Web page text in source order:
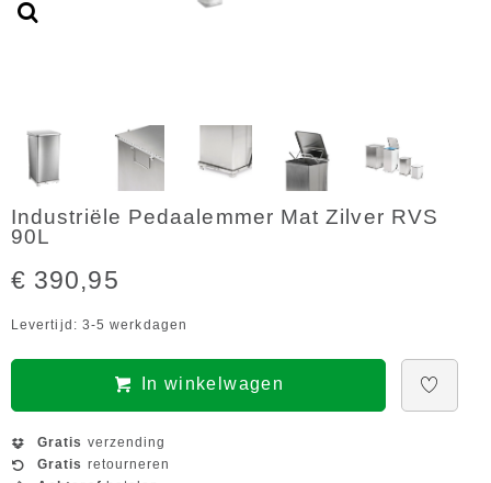
Industriële Pedaalemmer Mat Zilver RVS
90L
€ 390,95
Levertijd: 3-5 werkdagen
In winkelwagen
Gratis verzending
Gratis retourneren